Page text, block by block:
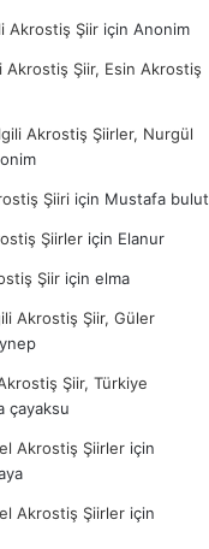
Akrostiş Şiir içinAnonim
Akrostiş Şiir, Esin Akrostiş
Akrostiş Şiirler, Nurgül
Şiiri için Mustafa bulut
Şiirler için Elanur
Şiir içinelma
Akrostiş Şiir, Güler
Şiir, Türkiye
çayaksu
Akrostiş Şiirler için
Akrostiş Şiirler için